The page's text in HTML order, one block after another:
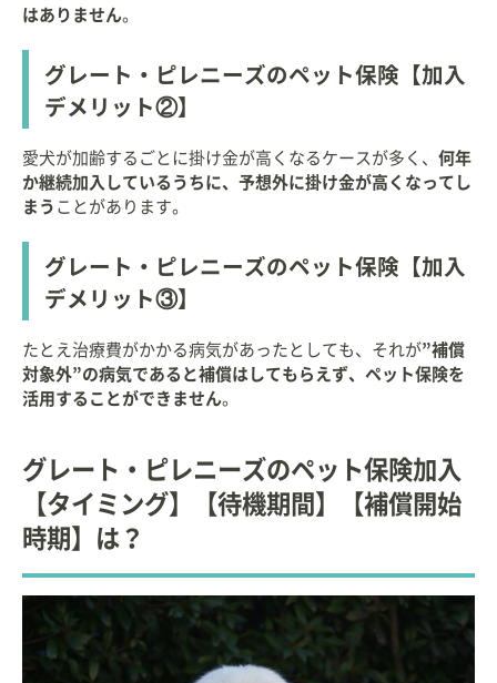
はありません。
グレート・ピレニーズのペット保険【加入
デメリット②】
愛犬が加齢するごとに掛け金が高くなるケースが多く、 何年
か継続加入しているうちに、予想外に掛け金が高くなってし
まう ことがあります。
グレート・ピレニーズのペット保険【加入
デメリット③】
たとえ治療費がかかる病気があったとしても、それが”補償
対象外”の病気であると補償はしてもらえず、ペット保険を
活用することができません。
グレート・ピレニーズのペット保険加入
【タイミング】【待機期間】【補償開始
時期】は？